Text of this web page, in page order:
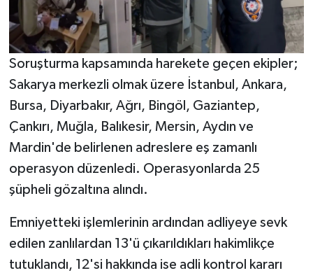
Soruşturma kapsamında harekete geçen ekipler;
Sakarya merkezli olmak üzere İstanbul, Ankara,
Bursa, Diyarbakır, Ağrı, Bingöl, Gaziantep,
Çankırı, Muğla, Balıkesir, Mersin, Aydın ve
Mardin'de belirlenen adreslere eş zamanlı
operasyon düzenledi. Operasyonlarda 25
şüpheli gözaltına alındı.
Emniyetteki işlemlerinin ardından adliyeye sevk
edilen zanlılardan 13'ü çıkarıldıkları hakimlikçe
tutuklandı, 12'si hakkında ise adli kontrol kararı